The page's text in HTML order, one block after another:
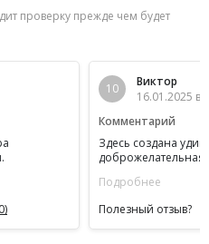
проверку прежде чем будет
10
Виктор
16.01.2025 в
Комментарий
Здесь создана
доброжелательная
одетыми в истинно
всем чувствуется
добродетель.
чудное место
Подробнее
Полезный отзыв?